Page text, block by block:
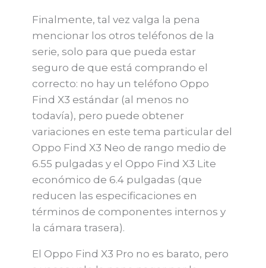
Finalmente, tal vez valga la pena
mencionar los otros teléfonos de la
serie, solo para que pueda estar
seguro de que está comprando el
correcto: no hay un teléfono Oppo
Find X3 estándar (al menos no
todavía), pero puede obtener
variaciones en este tema particular del
Oppo Find X3 Neo de rango medio de
6.55 pulgadas y el Oppo Find X3 Lite
económico de 6.4 pulgadas (que
reducen las especificaciones en
términos de componentes internos y
la cámara trasera).
El Oppo Find X3 Pro no es barato, pero